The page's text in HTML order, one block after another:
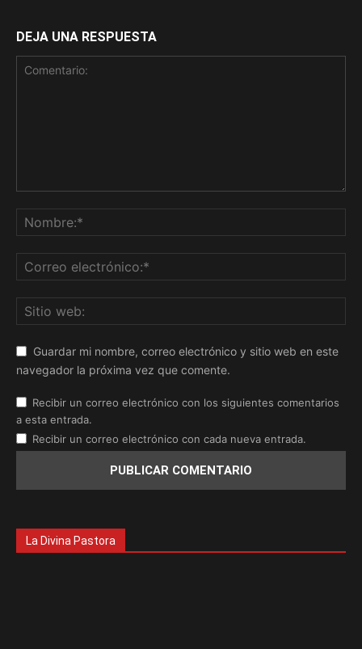
DEJA UNA RESPUESTA
Guardar mi nombre, correo electrónico y sitio web en este
navegador la próxima vez que comente.
Recibir un correo electrónico con los siguientes comentarios
a esta entrada.
Recibir un correo electrónico con cada nueva entrada.
La Divina Pastora